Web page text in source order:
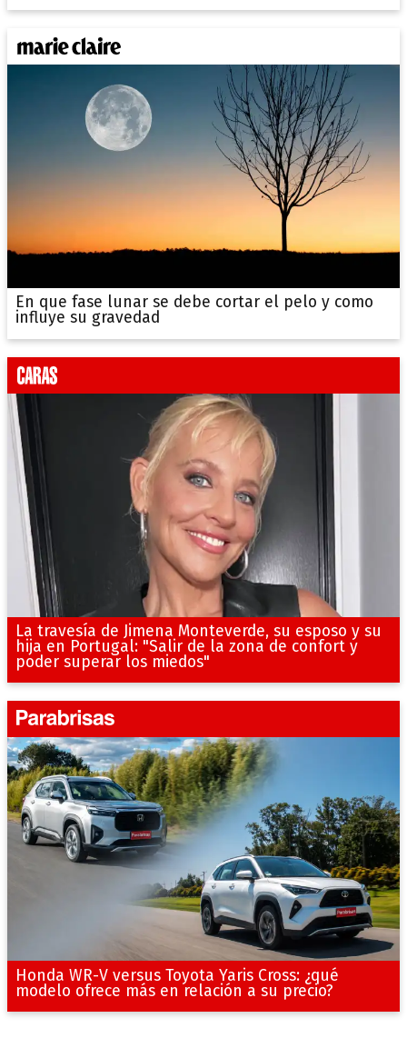
En que fase lunar se debe cortar el pelo y como
influye su gravedad
La travesía de Jimena Monteverde, su esposo y su
hija en Portugal: "Salir de la zona de confort y
poder superar los miedos"
Honda WR-V versus Toyota Yaris Cross: ¿qué
modelo ofrece más en relación a su precio?